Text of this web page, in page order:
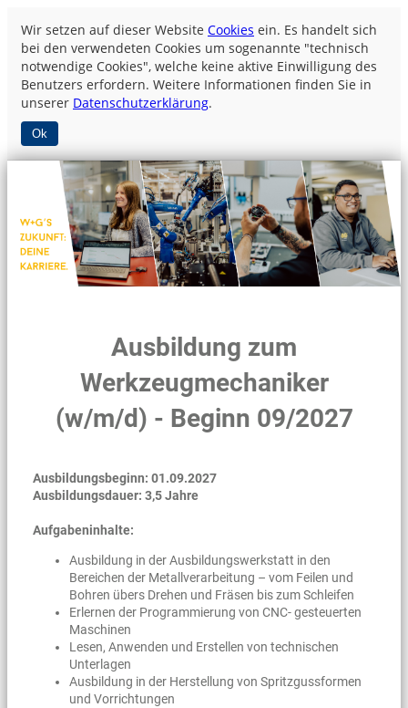
Wir setzen auf dieser Website Cookies ein. Es handelt sich
bei den verwendeten Cookies um sogenannte "technisch
notwendige Cookies", welche keine aktive Einwilligung des
Benutzers erfordern. Weitere Informationen finden Sie in
unserer Datenschutzerklärung.
Ok
Ausbildung zum
Werkzeugmechaniker
(w/m/d) - Beginn 09/2027
Ausbildungsbeginn: 01.09.2027
Ausbildungsdauer: 3,5 Jahre
Aufgabeninhalte:
Ausbildung in der Ausbildungswerkstatt in den
Bereichen der Metallverarbeitung – vom Feilen und
Bohren übers Drehen und Fräsen bis zum Schleifen
Erlernen der Programmierung von CNC- gesteuerten
Maschinen
Lesen, Anwenden und Erstellen von technischen
Unterlagen
Ausbildung in der Herstellung von Spritzgussformen
und Vorrichtungen